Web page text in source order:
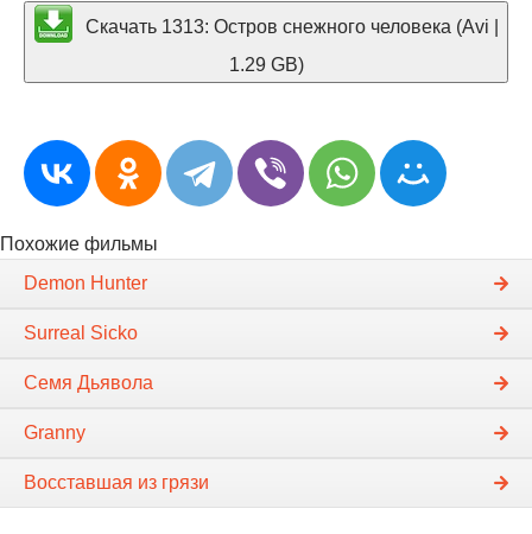
Скачать 1313: Остров снежного человека (Avi |
1.29 GB)
Похожие фильмы
Demon Hunter
Surreal Sicko
Семя Дьявола
Granny
Восставшая из грязи